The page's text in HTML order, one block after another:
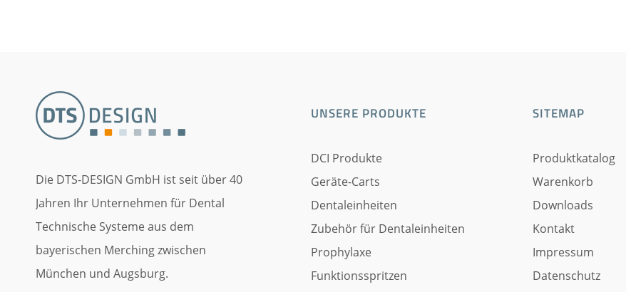
Die DTS-DESIGN GmbH ist seit über 40
Jahren Ihr Unternehmen für Dental
Technische Systeme aus dem
bayerischen Merching zwischen
München und Augsburg.
UNSERE PRODUKTE
DCI Produkte
Geräte-Carts
Dentaleinheiten
Zubehör für Dentaleinheiten
Prophylaxe
Funktionsspritzen
SITEMAP
Produktkatalog
Warenkorb
Downloads
Kontakt
Impressum
Datenschutz